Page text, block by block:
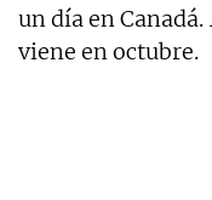
un día en Canadá.
viene en octubre.